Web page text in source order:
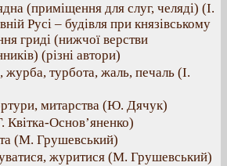
(приміщення для слуг, челяді) (І.
Русі – будівля при князівському
гриді (нижчої верстви
(різні автори)
журба, турбота, жаль, печаль (І.
митарства (Ю. Дячук)
Квітка-Основ’яненко)
(М. Грушевський)
журитися (М. Грушевський)